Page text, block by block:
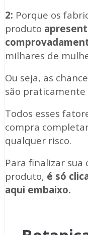
2: Porque os
produto
milhares de
Ou seja, as
são praticamente
Todos esses
compra
qualquer risco.
Para finalizar sua
produto, é só
aqui embaixo.